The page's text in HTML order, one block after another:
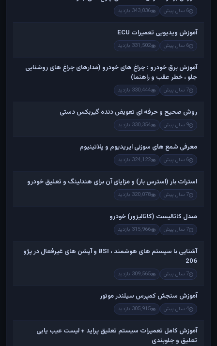
6 سال پیش 343,036 بازدید
آموزش ویدیویی تعمیرات ECU
6 سال پیش 331,502 بازدید
آموزش برق خودرو : چراغ های خودرو (مدارهای چراغ های روشنایی
جلو ، خطر عقب و راهنما)
7 سال پیش 330,444 بازدید
روش صحیح و حرفه ای تعویض دنده گیربکس دستی
9 سال پیش 330,354 بازدید
معرفی شمع های سوزنی ایریدیوم و پلاتینیوم
6 سال پیش 324,122 بازدید
استرات بار (استرس بار) و مزایای آن برای هندلینگ و تعلیق خودرو
7 سال پیش 320,078 بازدید
مبدل کاتالیست (کاتالیزور) خودرو
7 سال پیش 315,966 بازدید
آشنایی با سیستم های هوشمند ، BSI و آپشن های غیرفعال در پژو
206
7 سال پیش 309,565 بازدید
آموزش سنجش کمپرس سیلندر موتور
4 سال پیش 305,915 بازدید
آموزش کامل تعمیرات سیستم تعلیق پراید + لیست عیب یابی
تعلیق و جلوبندی